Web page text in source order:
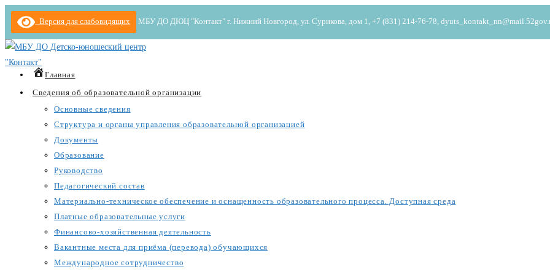
Перейти
содержимому
Версия для слабовидящих МБУ ДО ДЮЦ "Контакт" г. Нижний Новгород, ул. Сурикова, дом 1, +7 (831) 214-76-78,
Главная
Сведения об образовательной организации
Основные сведения
Структура и органы управления образовательной организацией
Документы
Образование
Руководство
Педагогический состав
Материально-техническое обеспечение и оснащенность образовательного процесса. Доступная среда
Платные образовательные услуги
Финансово-хозяйственная деятельность
Вакантные места для приёма (перевода) обучающихся
Международное сотрудничество